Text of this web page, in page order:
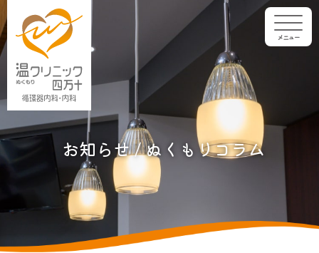
メニュー
お知らせ / ぬくもりコラム